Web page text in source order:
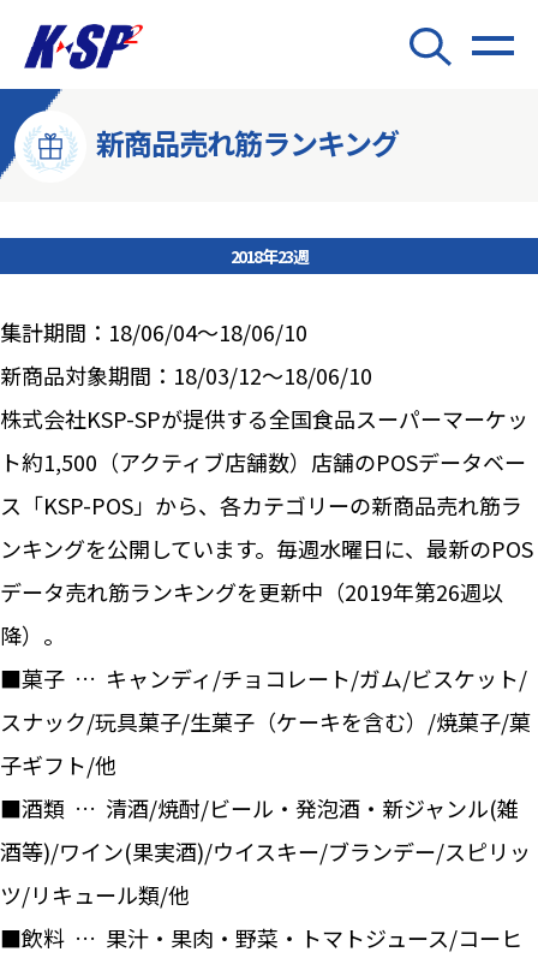
新商品売れ筋ランキング
2018年23週
集計期間：18/06/04～18/06/10
新商品対象期間：18/03/12～18/06/10
株式会社KSP-SPが提供する全国食品スーパーマーケッ
ト約1,500（アクティブ店舗数）店舗のPOSデータベー
ス「KSP-POS」から、各カテゴリーの新商品売れ筋ラ
ンキングを公開しています。毎週水曜日に、最新のPOS
データ売れ筋ランキングを更新中（2019年第26週以
降）。
■菓子 … キャンディ/チョコレート/ガム/ビスケット/
スナック/玩具菓子/生菓子（ケーキを含む）/焼菓子/菓
子ギフト/他
■酒類 … 清酒/焼酎/ビール・発泡酒・新ジャンル(雑
酒等)/ワイン(果実酒)/ウイスキー/ブランデー/スピリッ
ツ/リキュール類/他
■飲料 … 果汁・果肉・野菜・トマトジュース/コーヒ